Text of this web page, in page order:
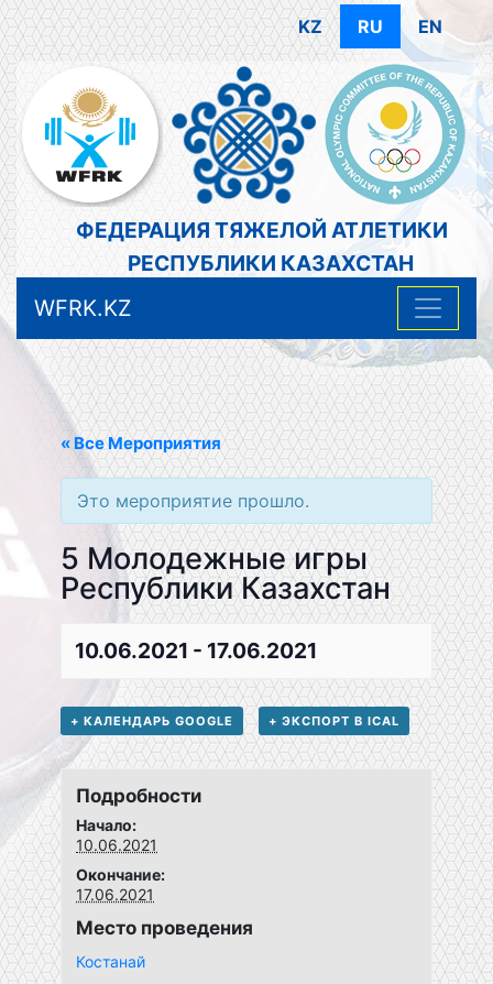
KZ RU EN
ФЕДЕРАЦИЯ ТЯЖЕЛОЙ АТЛЕТИКИ
РЕСПУБЛИКИ КАЗАХСТАН
WFRK.KZ
« Все Мероприятия
Это мероприятие прошло.
5 Молодежные игры
Республики Казахстан
10.06.2021 - 17.06.2021
+ КАЛЕНДАРЬ GOOGLE + ЭКСПОРТ В ICAL
Подробности
Начало:
10.06.2021
Окончание:
17.06.2021
Место проведения
Костанай